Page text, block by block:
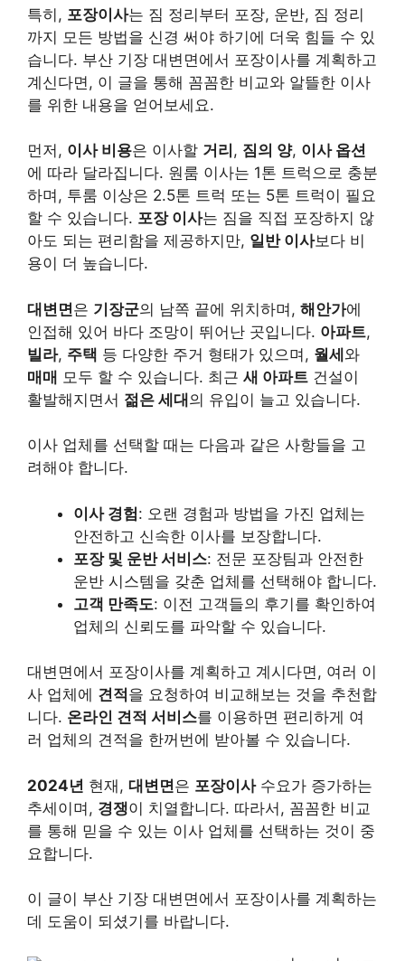
특히, 포장이사는 짐 정리부터 포장, 운반, 짐 정리
까지 모든 방법을 신경 써야 하기에 더욱 힘들 수 있
습니다. 부산 기장 대변면에서 포장이사를 계획하고
계신다면, 이 글을 통해 꼼꼼한 비교와 알뜰한 이사
를 위한 내용을 얻어보세요.
먼저, 이사 비용은 이사할 거리 , 짐의 양, 이사 옵션
에 따라 달라집니다. 원룸 이사는 1톤 트럭으로 충분
하며, 투룸 이상은 2.5톤 트럭 또는 5톤 트럭이 필요
할 수 있습니다. 포장 이사는 짐을 직접 포장하지 않
아도 되는 편리함을 제공하지만, 일반 이사보다 비
용이 더 높습니다.
대변면은 기장군의 남쪽 끝에 위치하며, 해안가에
인접해 있어 바다 조망이 뛰어난 곳입니다. 아파트,
빌라, 주택 등 다양한 주거 형태가 있으며, 월세와
매매 모두 할 수 있습니다. 최근 새 아파트 건설이
활발해지면서 젊은 세대의 유입이 늘고 있습니다.
이사 업체를 선택할 때는 다음과 같은 사항들을 고
려해야 합니다.
이사 경험: 오랜 경험과 방법을 가진 업체는
안전하고 신속한 이사를 보장합니다.
포장 및 운반 서비스: 전문 포장팀과 안전한
운반 시스템을 갖춘 업체를 선택해야 합니다.
고객 만족도: 이전 고객들의 후기를 확인하여
업체의 신뢰도를 파악할 수 있습니다.
대변면에서 포장이사를 계획하고 계시다면, 여러 이
사 업체에 견적 을 요청하여 비교해보는 것을 추천합
니다. 온라인 견적 서비스를 이용하면 편리하게 여
러 업체의 견적을 한꺼번에 받아볼 수 있습니다.
2024년 현재, 대변면은 포장이사수요가 증가하는
추세이며, 경쟁이 치열합니다. 따라서, 꼼꼼한 비교
를 통해 믿을 수 있는 이사 업체를 선택하는 것이 중
요합니다.
이 글이 부산 기장 대변면에서 포장이사를 계획하는
데 도움이 되셨기를 바랍니다.